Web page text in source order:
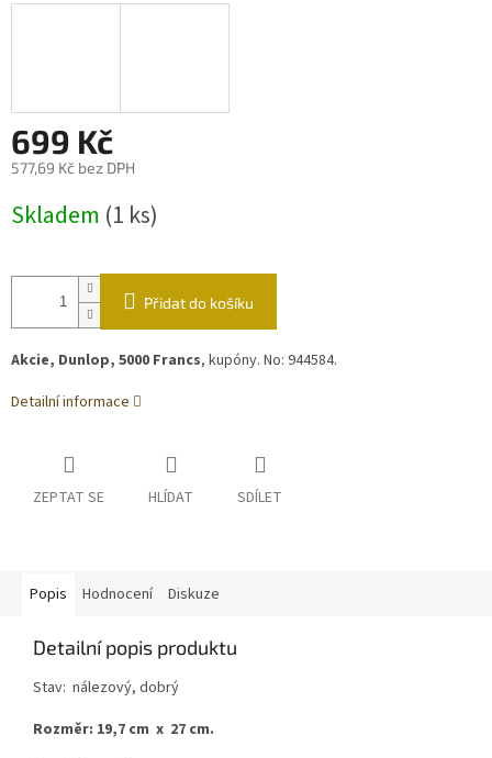
699 Kč
577,69 Kč bez DPH
cena:
Skladem (1 ks)
Přidat do košíku
Akcie, Dunlop, 5000 Francs, kupóny. No: 944584.
Detailní informace
ZEPTAT SE HLÍDAT SDÍLET
Popis Hodnocení Diskuze
Detailní popis produktu
Stav: nálezový, dobrý
Rozměr: 19,7 cm x 27 cm.